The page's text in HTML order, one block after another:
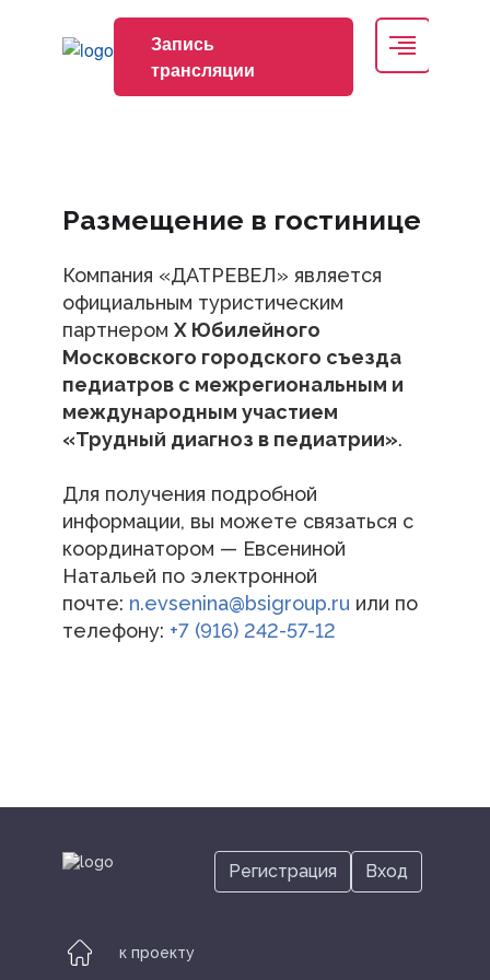
Программа
Спонсоры
Участники
Информационные партнеры
Выставка
Контакты
Отчеты-2023
Запись
трансляции
Размещение в гостинице
Компания «ДАТРЕВЕЛ» является
официальным туристическим
партнером X Юбилейного
Московского городского съезда
педиатров с межрегиональным и
международным участием
«Трудный диагноз в педиатрии».
Для получения подробной
информации, вы можете связаться с
координатором — Евсениной
Натальей по электронной
почте: n.evsenina@bsigroup.ru или по
телефону: +7 (916) 242-57-12
к проекту
Регистрация Вход